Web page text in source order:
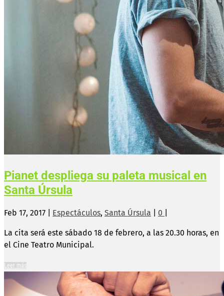
Pianet despliega su paleta musical en
Santa Úrsula
Feb 17, 2017 Espectáculos, Santa Úrsula 0
La cita será este sábado 18 de febrero, a las 20.30 horas, en
el Cine Teatro Municipal.
Leer más